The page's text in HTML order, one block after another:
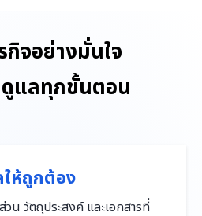
กิจอย่างมั่นใจ
ดูแลทุกขั้นตอน
ห้ถูกต้อง
น วัตถุประสงค์ และเอกสารที่